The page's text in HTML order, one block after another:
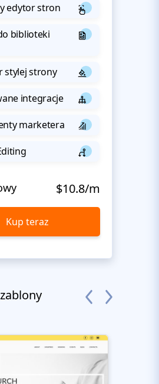
edytor stron
biblioteki
stylej strony
integracje
marketera
$10.8/m
Kup teraz